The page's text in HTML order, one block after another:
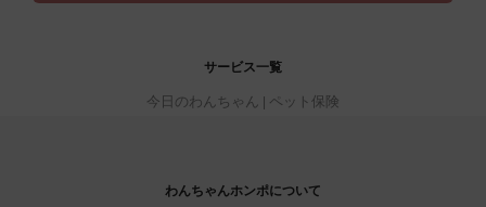
サービス一覧
今日のわんちゃん ペット保険
わんちゃんホンポについて